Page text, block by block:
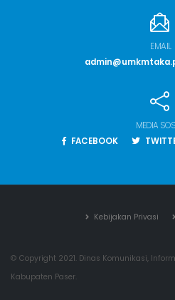
EMAIL
MEDIA
FACEBOOK
Kebijakan Privasi
© Copyright 2021. Dinas Komunikasi,
Kabupaten Paser.